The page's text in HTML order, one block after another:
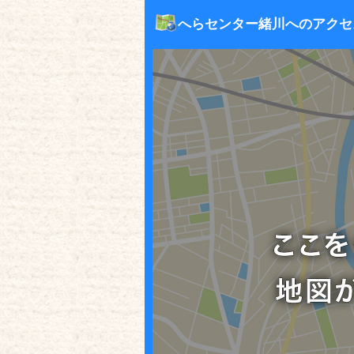
へらセンター緒川へのアク